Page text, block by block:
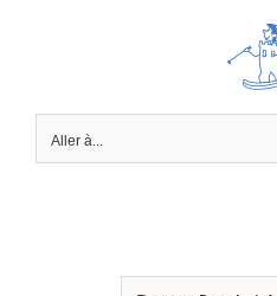
Aller à...